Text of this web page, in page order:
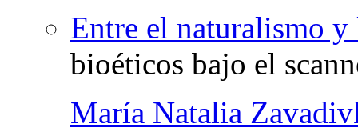
Entre el naturalismo
bioéticos bajo el
María Natalia